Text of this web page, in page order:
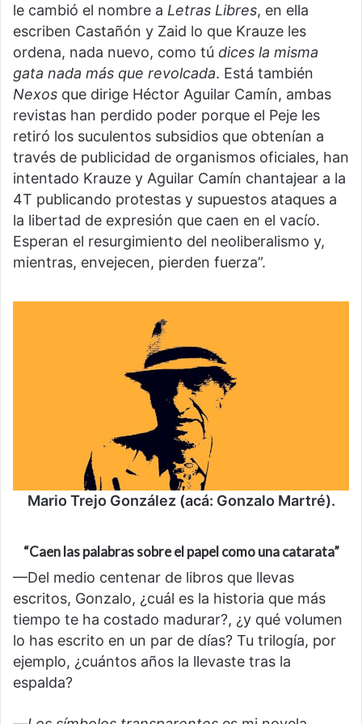
le cambió el nombre a Letras Libres, en ella
escriben Castañón y Zaid lo que Krauze les
ordena, nada nuevo, como tú dices la misma
gata nada más que revolcada. Está también
Nexos que dirige Héctor Aguilar Camín, ambas
revistas han perdido poder porque el Peje les
retiró los suculentos subsidios que obtenían a
través de publicidad de organismos oficiales, han
intentado Krauze y Aguilar Camín chantajear a la
4T publicando protestas y supuestos ataques a
la libertad de expresión que caen en el vacío.
Esperan el resurgimiento del neoliberalismo y,
mientras, envejecen, pierden fuerza”.
Mario Trejo González (acá: Gonzalo Martré).
“Caen las palabras sobre el papel como una catarata”
—Del medio centenar de libros que llevas
escritos, Gonzalo, ¿cuál es la historia que más
tiempo te ha costado madurar?, ¿y qué volumen
lo has escrito en un par de días? Tu trilogía, por
ejemplo, ¿cuántos años la llevaste tras la
espalda?